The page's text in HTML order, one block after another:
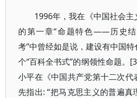
1996年，我在《中国社会
的第一章“命题特色——历史
考”中曾经如是说，建设有中国
个“百科全书式”的纲领性命题。
小平在《中国共产党第十二次代
先指出: “把马克思主义的普遍